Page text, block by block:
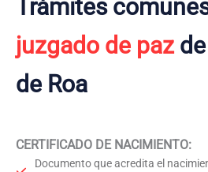
Trámites
juzgado de pazde
de Roa
CERTIFICADO DE NACIMIENTO:
Documento que acredita el